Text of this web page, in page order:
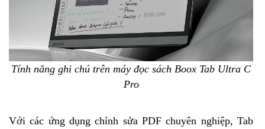
Tính năng ghi chú trên máy đọc sách Boox Tab Ultra C
Pro
Với các ứng dụng chỉnh sửa PDF chuyên nghiệp, Tab